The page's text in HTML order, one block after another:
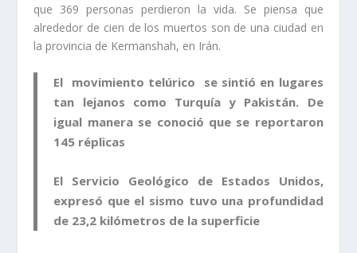
que 369 personas perdieron la vida. Se piensa que
alrededor de cien de los muertos son de una ciudad en
la provincia de Kermanshah, en Irán.
El movimiento telúrico se sintió en lugares
tan lejanos como Turquía y Pakistán. De
igual manera se conoció que se reportaron
145 réplicas
El Servicio Geológico de Estados Unidos,
expresó que el sismo tuvo una profundidad
de 23,2 kilómetros de la superficie